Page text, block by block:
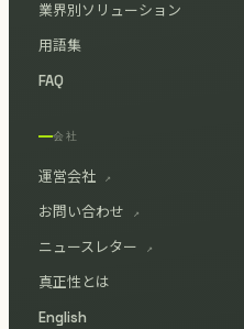
業界別ソリューション
用語集
FAQ
会社
運営会社 ↗
お問い合わせ ↗
ニュースレター ↗
真正性とは
English